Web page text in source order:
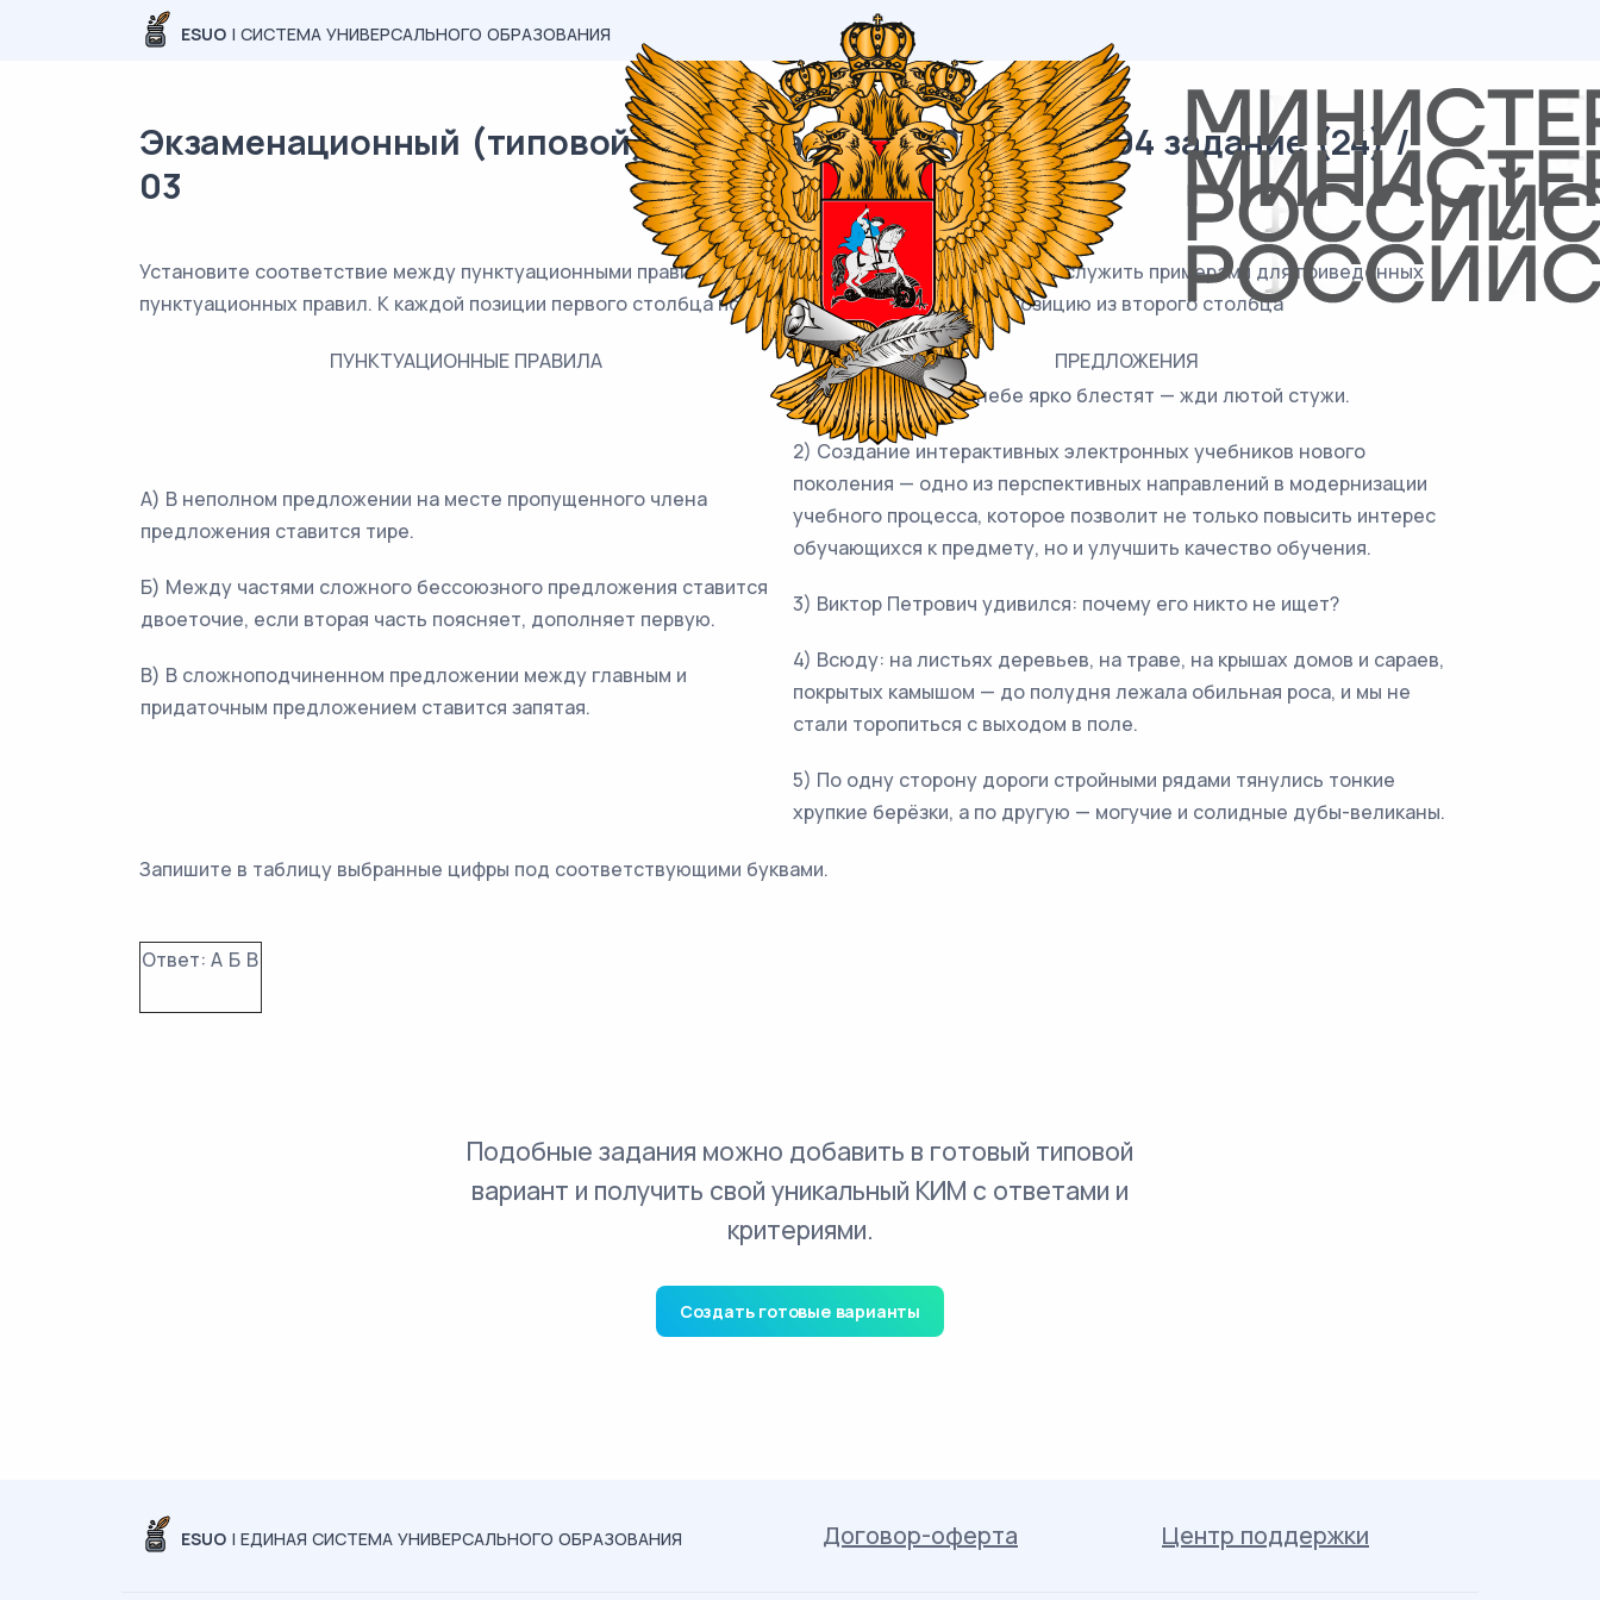
ESUO | СИСТЕМА УНИВЕРСАЛЬНОГО ОБРАЗОВАНИЯ
Экзаменационный (типовой) материал ОГЭ / Русский / 04 задание (24) /
03
Установите соответствие между пунктуационными правилами и предложениями, которые могут служить примерами для приведённых
пунктуационных правил. К каждой позиции первого столбца подберите соответствующую позицию из второго столбца
ПУНКТУАЦИОННЫЕ ПРАВИЛА ПРЕДЛОЖЕНИЯ
А) В неполном предложении на месте пропущенного члена
предложения ставится тире.
Б) Между частями сложного бессоюзного предложения ставится
двоеточие, если вторая часть поясняет, дополняет первую.
В) В сложноподчиненном предложении между главным и
придаточным предложением ставится запятая.
1) Зимой звёзды на небе ярко блестят — жди лютой стужи.
2) Создание интерактивных электронных учебников нового
поколения — одно из перспективных направлений в модернизации
учебного процесса, которое позволит не только повысить интерес
обучающихся к предмету, но и улучшить качество обучения.
3) Виктор Петрович удивился: почему его никто не ищет?
4) Всюду: на листьях деревьев, на траве, на крышах домов и сараев,
покрытых камышом — до полудня лежала обильная роса, и мы не
стали торопиться с выходом в поле.
5) По одну сторону дороги стройными рядами тянулись тонкие
хрупкие берёзки, а по другую — могучие и солидные дубы-великаны.
Запишите в таблицу выбранные цифры под соответствующими буквами.
Ответ: А Б В
Подобные задания можно добавить в готовый типовой
вариант и получить свой уникальный КИМ с ответами и
критериями.
Создать готовые варианты
ESUO | ЕДИНАЯ СИСТЕМА УНИВЕРСАЛЬНОГО ОБРАЗОВАНИЯ Договор-оферта Центр поддержки